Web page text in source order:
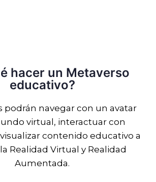
hacer un Metaverso
educativo?
podrán navegar con un avatar
virtual, interactuar con
contenido educativo a
Realidad Virtual y Realidad
Aumentada.